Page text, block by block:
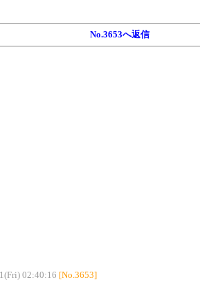
No.3653へ返信
02:40:16 [No.3653]